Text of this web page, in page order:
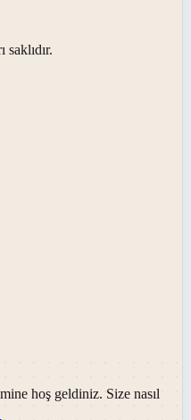
hoş geldiniz. Size nasıl